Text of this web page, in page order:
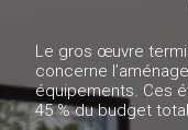
Le gros œuvre
concerne
équipements. Ces
45 % du budget